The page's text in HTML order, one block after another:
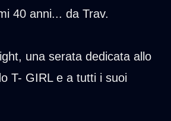
40 anni... da Trav.
una serata dedicata allo
T- GIRL e a tutti i suoi